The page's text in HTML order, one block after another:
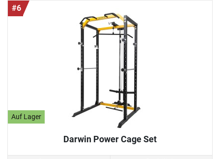
#6
Auf Lager
Darwin Power Cage Set